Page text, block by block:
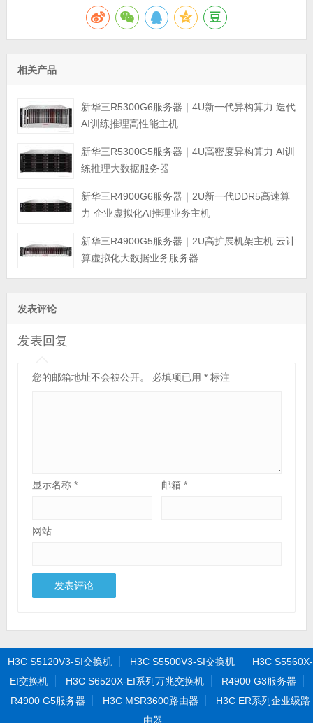
相关产品
新华三R5300G6服务器｜4U新一代异构算力 迭代
AI训练推理高性能主机
新华三R5300G5服务器｜4U高密度异构算力 AI训
练推理大数据服务器
新华三R4900G6服务器｜2U新一代DDR5高速算
力 企业虚拟化AI推理业务主机
新华三R4900G5服务器｜2U高扩展机架主机 云计
算虚拟化大数据业务服务器
发表评论
发表回复
您的邮箱地址不会被公开。 必填项已用 *标注
显示名称 * 邮箱*
网站
H3C S5120V3-SI交换机 H3C S5500V3-SI交换机
H3C S5560X-
EI交换机
H3C S6520X-EI系列万兆交换机
R4900 G3服务器
R4900 G5服务器
H3C MSR3600路由器
H3C ER系列企业级路
由器